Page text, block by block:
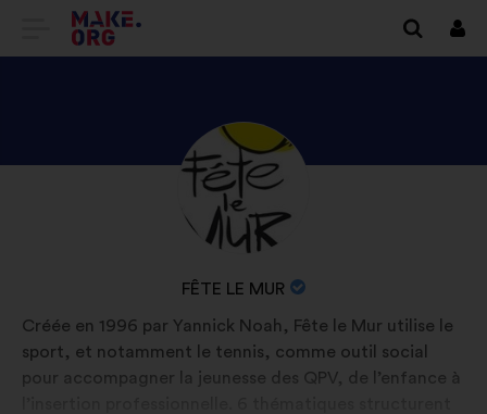
DOTIES
MAKE.ORG
SĀKUMLAPUAPSKATIET
FÊTE
LE
ORGANIZĀCIJAS
NOSAUKUMS:
FÊTE LE MUR
Biogrāfija:
Créée en 1996 par Yannick Noah, Fête le Mur utilise le
sport, et notamment le tennis, comme outil social
pour accompagner la jeunesse des QPV, de l’enfance à